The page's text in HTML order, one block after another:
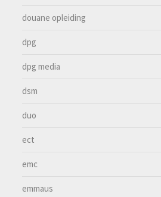
douane opleiding
dpg
dpg media
dsm
duo
ect
emc
emmaus